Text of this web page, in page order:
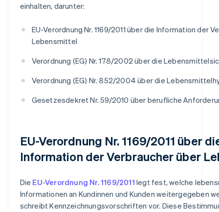
einhalten, darunter:
EU-Verordnung Nr. 1169/2011 über die Information der
Lebensmittel
Verordnung (EG) Nr. 178/2002 über die
Verordnung (EG) Nr. 852/2004 über die
Gesetzesdekret Nr. 59/2010 über berufliche
EU-Verordnung Nr. 1169/2011 über
Information der Verbraucher über
Die EU-Verordnung Nr. 1169/2011 legt fest, welche
Informationen an Kundinnen und Kunden weitergegeben
schreibt Kennzeichnungsvorschriften vor. Diese